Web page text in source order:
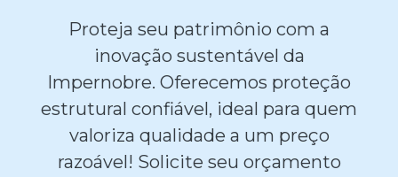
Proteja seu patrimônio com a
inovação sustentável da
Impernobre. Oferecemos proteção
estrutural confiável, ideal para quem
valoriza qualidade a um preço
razoável! Solicite seu orçamento